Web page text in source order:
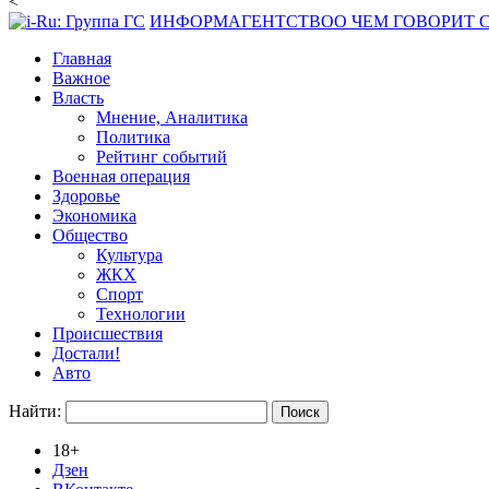
ИНФОРМАГЕНТСТВОО ЧЕМ ГОВОРИТ
Главная
Важное
Власть
Мнение, Аналитика
Политика
Рейтинг событий
Военная операция
Здоровье
Экономика
Общество
Культура
ЖКХ
Спорт
Технологии
Происшествия
Достали!
Авто
Найти:
18+
Дзен